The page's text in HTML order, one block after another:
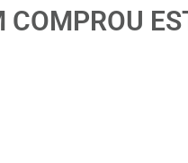
COMPROU